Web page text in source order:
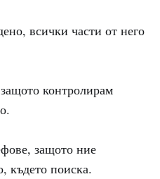
всички части от него
контролирам
защото ние
където поиска.